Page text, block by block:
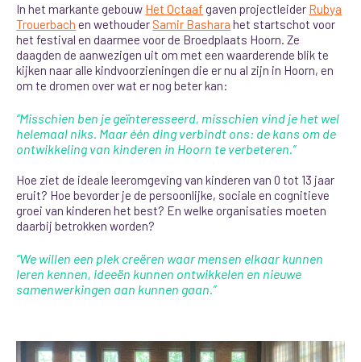
In het markante gebouw Het Octaaf gaven projectleider Rubya
Trouerbach en wethouder Samir Bashara het startschot voor
het festival en daarmee voor de Broedplaats Hoorn. Ze
daagden de aanwezigen uit om met een waarderende blik te
kijken naar alle kindvoorzieningen die er nu al zijn in Hoorn, en
om te dromen over wat er nog beter kan:
“Misschien ben je geïnteresseerd, misschien vind je het wel
helemaal niks. Maar één ding verbindt ons: de kans om de
ontwikkeling van kinderen in Hoorn te verbeteren.”
Hoe ziet de ideale leeromgeving van kinderen van 0 tot 13 jaar
eruit? Hoe bevorder je de persoonlijke, sociale en cognitieve
groei van kinderen het best? En welke organisaties moeten
daarbij betrokken worden?
“We willen een plek creëren waar mensen elkaar kunnen
leren kennen, ideeën kunnen ontwikkelen en nieuwe
samenwerkingen aan kunnen gaan.”